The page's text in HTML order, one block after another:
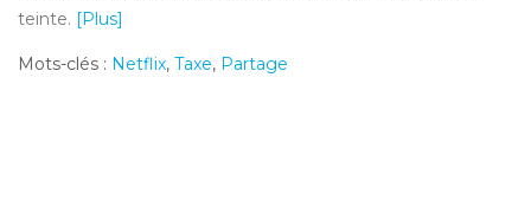
teinte. [Plus]
Mots-clés : Netflix, Taxe, Partage